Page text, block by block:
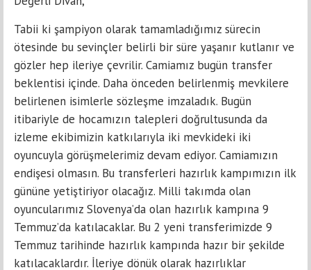
Tabii ki şampiyon olarak tamamladığımız sürecin
ötesinde bu sevinçler belirli bir süre yaşanır kutlanır ve
gözler hep ileriye çevrilir. Camiamız bugün transfer
beklentisi içinde. Daha önceden belirlenmiş mevkilere
belirlenen isimlerle sözleşme imzaladık. Bugün
itibariyle de hocamızın talepleri doğrultusunda da
izleme ekibimizin katkılarıyla iki mevkideki iki
oyuncuyla görüşmelerimiz devam ediyor. Camiamızın
endişesi olmasın. Bu transferleri hazırlık kampımızın ilk
gününe yetiştiriyor olacağız. Milli takımda olan
oyuncularımız Slovenya’da olan hazırlık kampına 9
Temmuz’da katılacaklar. Bu 2 yeni transferimizde 9
Temmuz tarihinde hazırlık kampında hazır bir şekilde
katılacaklardır. İleriye dönük olarak hazırlıklar